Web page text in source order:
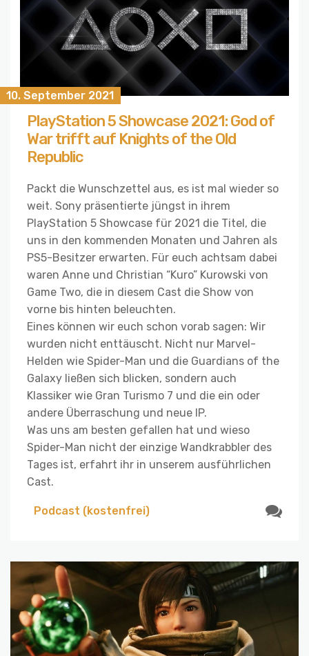
10. September 2021
PlayStation 5 Showcase 2021: God of
War trifft auf Knights of the Old
Republic
Packt die Wunschzettel aus, es ist mal wieder so
weit. Sony präsentierte jüngst in ihrem
PlayStation 5 Showcase für 2021 die Titel, die
uns in den kommenden Monaten und Jahren als
PS5-Besitzer erwarten. Für euch achtsam dabei
waren Anne und Christian “Kuro” Kurowski von
Game Two, die in diesem Cast die Show von
vorne bis hinten beleuchten.
Eines können wir euch schon vorab sagen: Wir
wurden nicht enttäuscht. Nicht nur Marvel-
Helden wie Spider-Man und die Guardians of the
Galaxy ließen sich blicken, sondern auch
Klassiker wie Gran Turismo 7 und die ein oder
andere Überraschung und neue IP.
Was uns am besten gefallen hat und wieso
Spider-Man nicht der einzige Wandkrabbler des
Tages ist, erfahrt ihr in unserem ausführlichen
Cast.
Podcast (kostenfrei)